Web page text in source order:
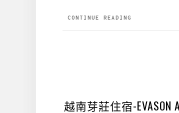
CONTINUE READING
越南芽莊住宿-